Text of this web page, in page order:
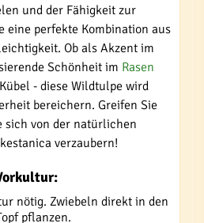
und der Fähigkeit zur
eine perfekte Kombination aus
Ob als Akzent im
Schönheit im Rasen
- diese Wildtulpe wird
bereichern. Greifen Sie
sich von der natürlichen
verzaubern!
nötig. Zwiebeln direkt in den
pflanzen.